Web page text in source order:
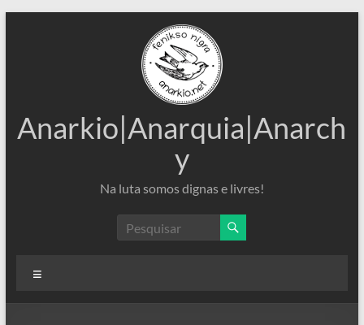
Anarkio|Anarquia|Anarch
y
Na luta somos dignas e livres!